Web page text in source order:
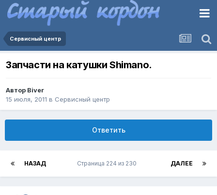
Сервисный центр
Запчасти на катушки Shimano.
Автор Biver
15 июля, 2011 в Сервисный центр
Ответить
НАЗАД ДАЛЕЕ
Страница 224 из 230